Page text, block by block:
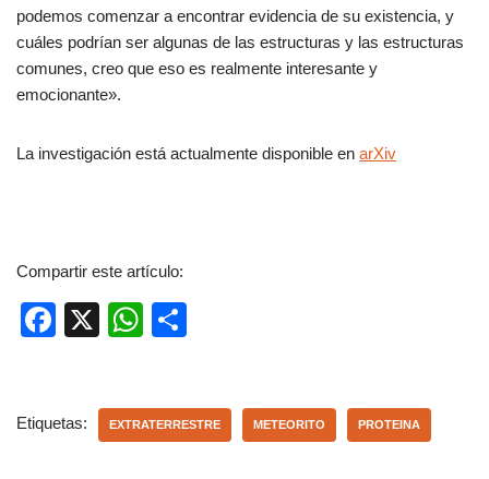
podemos comenzar a encontrar evidencia de su existencia, y
cuáles podrían ser algunas de las estructuras y las estructuras
comunes, creo que eso es realmente interesante y
emocionante».
La investigación está actualmente disponible en arXiv
Compartir este artículo:
F
e
X
W
s
p
Etiquetas: EXTRATERRESTRE METEORITO PROTEINA